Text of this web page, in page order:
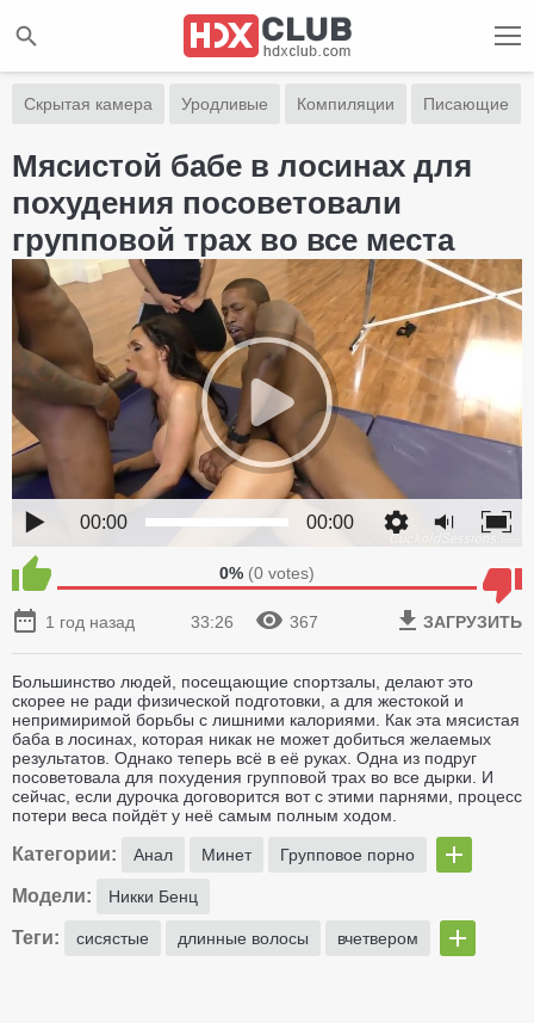
Скрытая камера Уродливые Компиляции Писающие
Мясистой бабе в лосинах для
похудения посоветовали
групповой трах во все места
00:00 00:00
0% (0 votes)
1 год назад 33:26 367 ЗАГРУЗИТЬ
Большинство людей, посещающие спортзалы, делают это
скорее не ради физической подготовки, а для жестокой и
непримиримой борьбы с лишними калориями. Как эта мясистая
баба в лосинах, которая никак не может добиться желаемых
результатов. Однако теперь всё в её руках. Одна из подруг
посоветовала для похудения групповой трах во все дырки. И
сейчас, если дурочка договорится вот с этими парнями, процесс
потери веса пойдёт у неё самым полным ходом.
Категории: Анал Минет Групповое порно
Модели: Никки Бенц
Теги: сисястые длинные волосы вчетвером